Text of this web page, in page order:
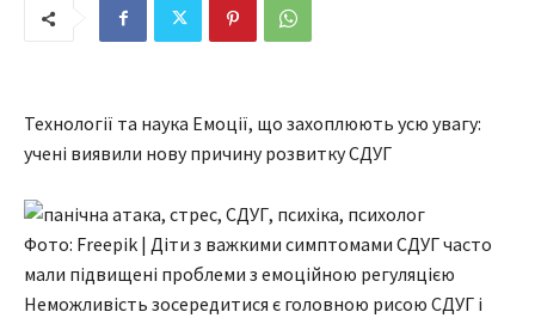
Технології та наука Емоції, що захоплюють усю увагу:
учені виявили нову причину розвитку СДУГ
Фото: Freepik | Діти з важкими симптомами СДУГ часто
мали підвищені проблеми з емоційною регуляцією
Неможливість зосередитися є головною рисою СДУГ і